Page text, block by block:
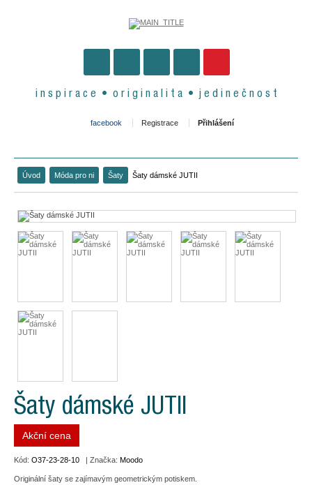
i n s p i r a c e • o r i g i n a l i t a • j e d i n e č n o s t
facebook Registrace Přihlášení
Úvod Móda pro ni Šaty Šaty dámské JUTII
Šaty dámské JUTII
Akční cena
Kód: O37-23-28-10 | Značka: Moodo
Originální šaty se zajímavým geometrickým potiskem.